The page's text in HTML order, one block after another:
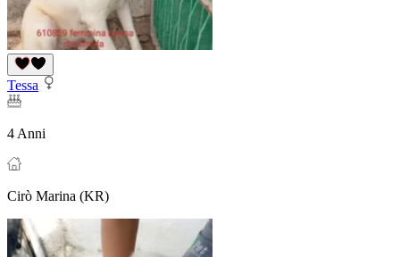
Tessa
4 Anni
Cirò Marina (KR)